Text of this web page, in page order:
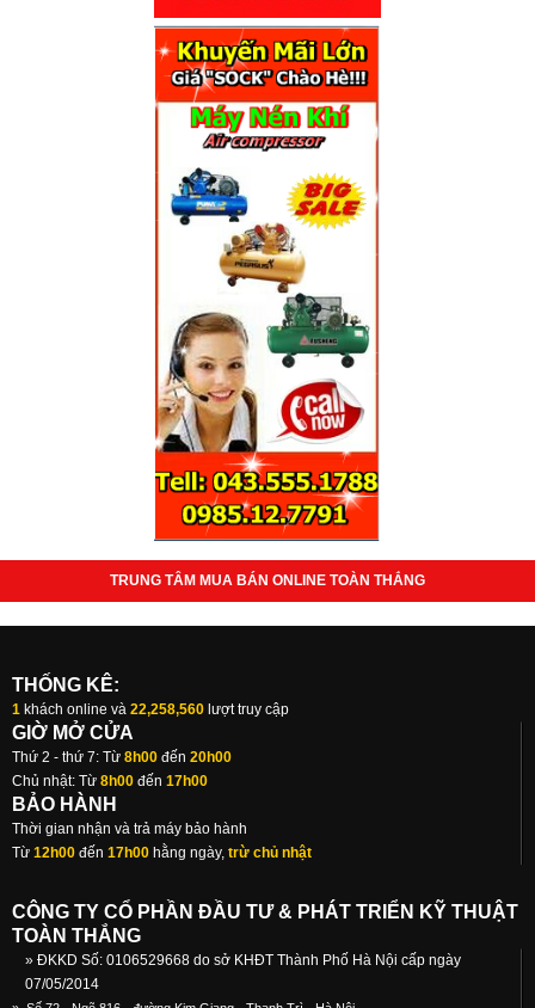
TRUNG TÂM MUA BÁN ONLINE TOÀN THẮNG
THỐNG KÊ:
1 khách online và 22,258,560 lượt truy cập
GIỜ MỞ CỬA
Thứ 2 - thứ 7: Từ 8h00 đến 20h00
Chủ nhật: Từ 8h00 đến 17h00
BẢO HÀNH
Thời gian nhận và trả máy bảo hành
Từ 12h00 đến 17h00 hằng ngày, trừ chủ nhật
CÔNG TY CỔ PHẦN ĐẦU TƯ & PHÁT TRIỂN KỸ THUẬT
TOÀN THẮNG
» ĐKKD Số: 0106529668 do sở KHĐT Thành Phố Hà Nội cấp ngày
07/05/2014